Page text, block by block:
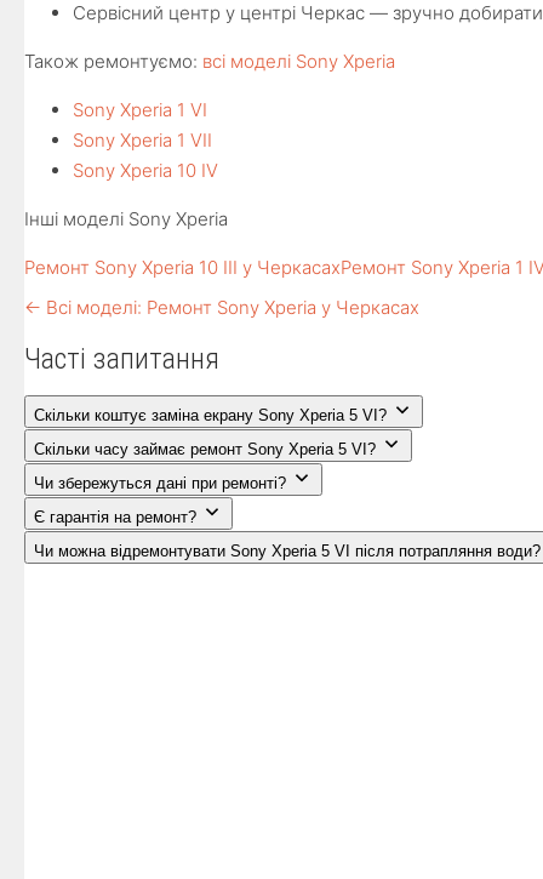
Сервісний центр у центрі Черкас — зручно
Також ремонтуємо: всі моделі Sony Xperia
Sony Xperia 1 VI
Sony Xperia 1 VII
Sony Xperia 10 IV
Інші моделі Sony Xperia
Ремонт Sony Xperia 10 III у ЧеркасахРемонт Sony Xperia 1
← Всі моделі: Ремонт Sony Xperia у Черкасах
Часті запитання
Скільки коштує заміна екрану Sony Xperia 5 VI?
Скільки часу займає ремонт Sony Xperia 5 VI?
Чи збережуться дані при ремонті?
Є гарантія на ремонт?
Чи можна відремонтувати Sony Xperia 5 VI після потрапляння води?